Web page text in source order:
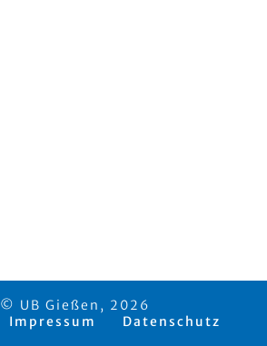
© UB Gießen, 2026
Impressum
Datenschutz